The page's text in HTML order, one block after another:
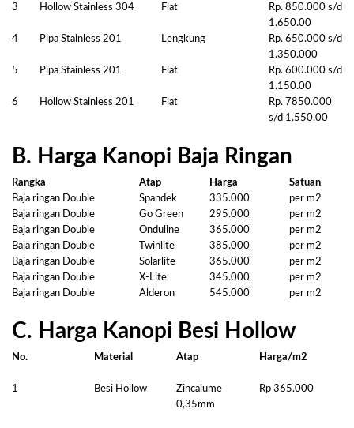
3
Hollow Stainless 304 Flat
Rp. 850.000 s/d
1.650.00
4
Pipa Stainless 201 Lengkung
Rp. 650.000 s/d
1.350.000
5
Pipa Stainless 201 Flat
Rp. 600.000 s/d
1.150.00
6
Hollow Stainless 201 Flat
Rp. 7850.000
s/d 1.550.00
B. Harga Kanopi Baja Ringan
Rangka Atap Harga
Satuan
Baja ringan Double
Spandek 335.000
per m2
Baja ringan Double
Go Green 295.000
per m2
Baja ringan Double
Onduline 365.000
per m2
Baja ringan Double
Twinlite 385.000
per m2
Baja ringan Double
Solarlite 365.000
per m2
Baja ringan Double
X-Lite 345.000
per m2
Baja ringan Double
Alderon 545.000 per m2
C. Harga Kanopi Besi Hollow
No. Material Atap Harga/m2
1 Besi Hollow
Zincalume
0,35mm
Rp 365.000